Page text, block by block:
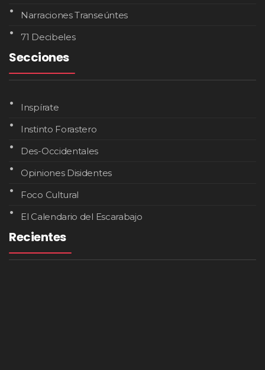
Narraciones Transeúntes
71 Decibeles
Secciones
Inspírate
Instinto Forastero
Des-Occidentales
Opiniones Disidentes
Foco Cultural
El Calendario del Escarabajo
Recientes